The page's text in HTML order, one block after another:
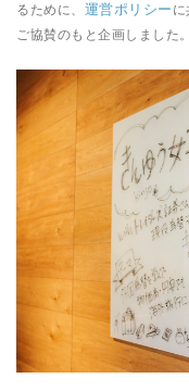
るために、 運営ポリシー
ご協賛のもと企画しました。